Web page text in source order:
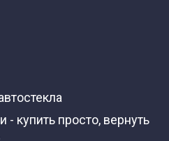
купить просто, вернуть